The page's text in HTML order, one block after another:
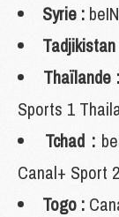
Syrie :
Thaïlande :
Sports 1
Tchad :
Canal+ Sport
Togo :